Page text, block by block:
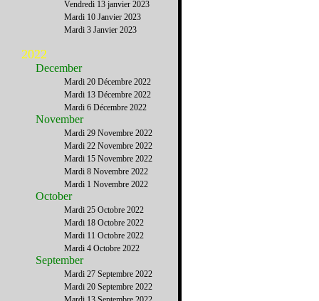
Vendredi 13 janvier 2023
Mardi 10 Janvier 2023
Mardi 3 Janvier 2023
2022
December
Mardi 20 Décembre 2022
Mardi 13 Décembre 2022
Mardi 6 Décembre 2022
November
Mardi 29 Novembre 2022
Mardi 22 Novembre 2022
Mardi 15 Novembre 2022
Mardi 8 Novembre 2022
Mardi 1 Novembre 2022
October
Mardi 25 Octobre 2022
Mardi 18 Octobre 2022
Mardi 11 Octobre 2022
Mardi 4 Octobre 2022
September
Mardi 27 Septembre 2022
Mardi 20 Septembre 2022